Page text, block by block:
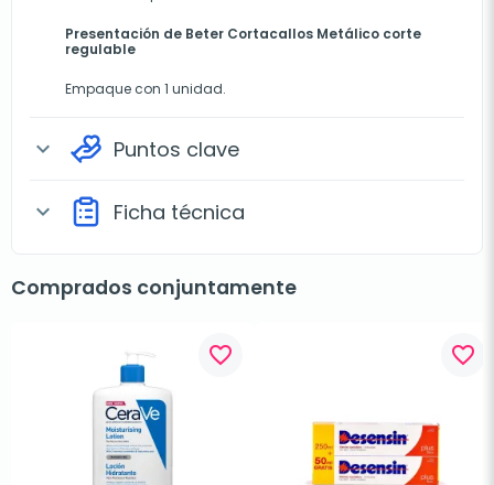
Presentación de Beter Cortacallos Metálico corte
regulable
Empaque con 1 unidad.
expand_more Puntos clave
expand_more Ficha técnica
Comprados conjuntamente
favorite_border favorite_border